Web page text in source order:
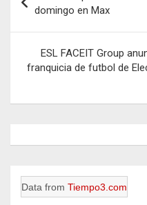
de
entradas
domingo en Max
ESL FACEIT Group
franquicia de futbol de
Data from Tiempo3.com